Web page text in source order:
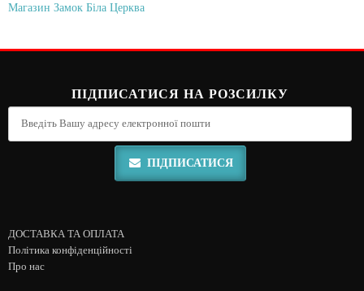
Магазин Замок Біла Церква
ПІДПИСАТИСЯ НА РОЗСИЛКУ
ПІДПИСАТИСЯ
ДОСТАВКА ТА ОПЛАТА
Політика конфіденційності
Про нас